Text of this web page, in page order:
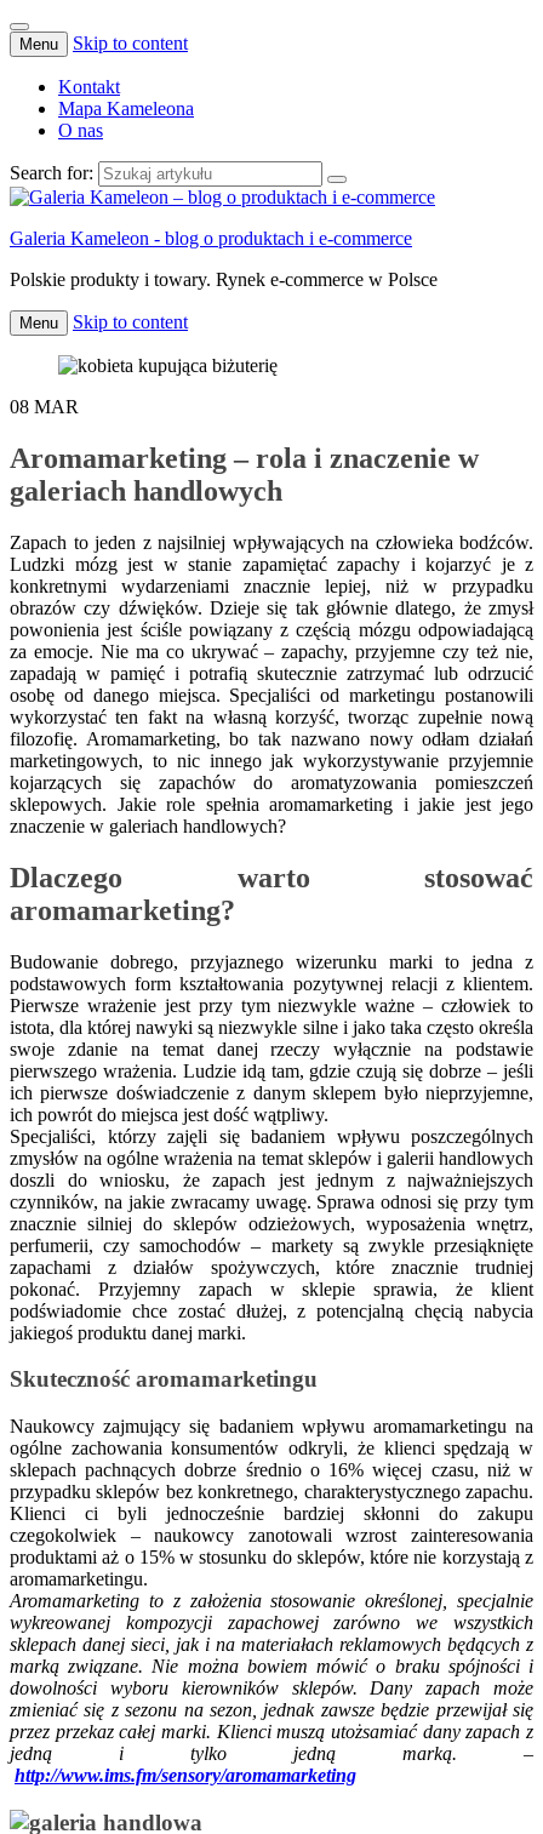
Menu Skip to content
Kontakt
Mapa Kameleona
O nas
Search for:
Galeria Kameleon - blog o produktach i e-commerce
Polskie produkty i towary. Rynek e-commerce w Polsce
Menu Skip to content
08 MAR
Aromamarketing – rola i znaczenie w
galeriach handlowych
Zapach to jeden z najsilniej wpływających na człowieka bodźców.
Ludzki mózg jest w stanie zapamiętać zapachy i kojarzyć je z
konkretnymi wydarzeniami znacznie lepiej, niż w przypadku
obrazów czy dźwięków. Dzieje się tak głównie dlatego, że zmysł
powonienia jest ściśle powiązany z częścią mózgu odpowiadającą
za emocje. Nie ma co ukrywać – zapachy, przyjemne czy też nie,
zapadają w pamięć i potrafią skutecznie zatrzymać lub odrzucić
osobę od danego miejsca. Specjaliści od marketingu postanowili
wykorzystać ten fakt na własną korzyść, tworząc zupełnie nową
filozofię. Aromamarketing, bo tak nazwano nowy odłam działań
marketingowych, to nic innego jak wykorzystywanie przyjemnie
kojarzących się zapachów do aromatyzowania pomieszczeń
sklepowych. Jakie role spełnia aromamarketing i jakie jest jego
znaczenie w galeriach handlowych?
Dlaczego warto stosować
aromamarketing?
Budowanie dobrego, przyjaznego wizerunku marki to jedna z
podstawowych form kształtowania pozytywnej relacji z klientem.
Pierwsze wrażenie jest przy tym niezwykle ważne – człowiek to
istota, dla której nawyki są niezwykle silne i jako taka często określa
swoje zdanie na temat danej rzeczy wyłącznie na podstawie
pierwszego wrażenia. Ludzie idą tam, gdzie czują się dobrze – jeśli
ich pierwsze doświadczenie z danym sklepem było nieprzyjemne,
ich powrót do miejsca jest dość wątpliwy.
Specjaliści, którzy zajęli się badaniem wpływu poszczególnych
zmysłów na ogólne wrażenia na temat sklepów i galerii handlowych
doszli do wniosku, że zapach jest jednym z najważniejszych
czynników, na jakie zwracamy uwagę. Sprawa odnosi się przy tym
znacznie silniej do sklepów odzieżowych, wyposażenia wnętrz,
perfumerii, czy samochodów – markety są zwykle przesiąknięte
zapachami z działów spożywczych, które znacznie trudniej
pokonać. Przyjemny zapach w sklepie sprawia, że klient
podświadomie chce zostać dłużej, z potencjalną chęcią nabycia
jakiegoś produktu danej marki.
Skuteczność aromamarketingu
Naukowcy zajmujący się badaniem wpływu aromamarketingu na
ogólne zachowania konsumentów odkryli, że klienci spędzają w
sklepach pachnących dobrze średnio o 16% więcej czasu, niż w
przypadku sklepów bez konkretnego, charakterystycznego zapachu.
Klienci ci byli jednocześnie bardziej skłonni do zakupu
czegokolwiek – naukowcy zanotowali wzrost zainteresowania
produktami aż o 15% w stosunku do sklepów, które nie korzystają z
aromamarketingu.
Aromamarketing to z założenia stosowanie określonej, specjalnie
wykreowanej kompozycji zapachowej zarówno we wszystkich
sklepach danej sieci, jak i na materiałach reklamowych będących z
marką związane. Nie można bowiem mówić o braku spójności i
dowolności wyboru kierowników sklepów. Dany zapach może
zmieniać się z sezonu na sezon, jednak zawsze będzie przewijał się
przez przekaz całej marki. Klienci muszą utożsamiać dany zapach z
jedną i tylko jedną marką. –
http://www.ims.fm/sensory/aromamarketing